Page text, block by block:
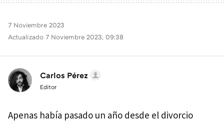
7 Noviembre 2023
Actualizado 7 Noviembre 2023, 09:38
Carlos Pérez
Editor
Apenas había pasado un año desde el divorcio